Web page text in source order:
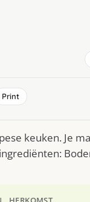
Print
keuken. Je